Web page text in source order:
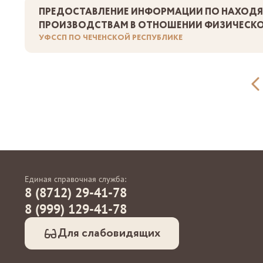
ПРЕДОСТАВЛЕНИЕ ИНФОРМАЦИИ ПО
ПРОИЗВОДСТВАМ В ОТНОШЕНИИ
УФССП ПО ЧЕЧЕНСКОЙ РЕСПУБЛИКЕ
Единая справочная служба:
8 (8712) 29-41-78
8 (999) 129-41-78
Для слабовидящих